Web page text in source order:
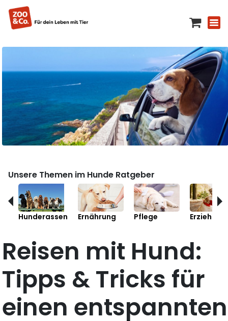
Unsere Themen im Hunde Ratgeber
Hunderassen Ernährung Pflege Erziehung
Reisen mit Hund:
Tipps & Tricks für
einen entspannten